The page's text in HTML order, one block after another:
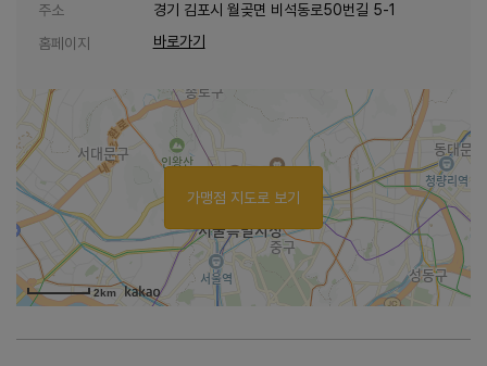
주소
경기 김포시 월곶면 비석동로50번길 5-1
홈페이지
바로가기
2km
가맹점 지도로 보기